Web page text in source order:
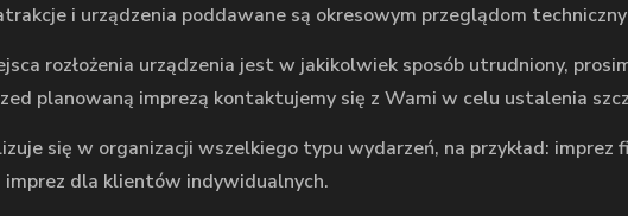
i urządzenia poddawane są okresowym przeglądom
rozłożenia urządzenia jest w jakikolwiek sposób utrudniony,
planowaną imprezą kontaktujemy się z Wami w celu ustalenia
się w organizacji wszelkiego typu wydarzeń, na przykład:
imprez dla klientów indywidualnych.